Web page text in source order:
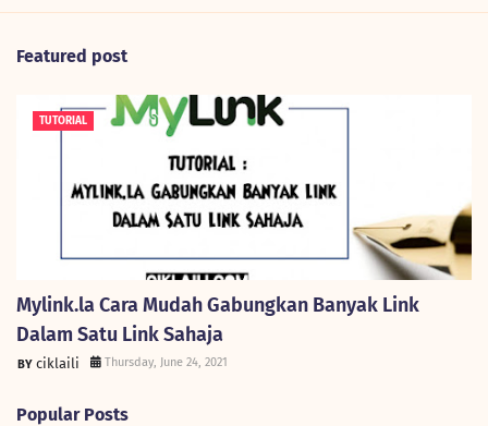
Featured post
TUTORIAL
Mylink.la Cara Mudah Gabungkan Banyak Link
Dalam Satu Link Sahaja
ciklaili Thursday, June 24, 2021
Popular Posts